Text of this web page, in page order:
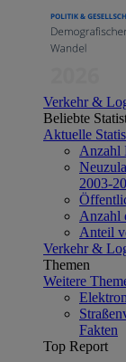
Verkehr &
Beliebte
Aktuelle
Anzahl
2003-
Anzahl
Anteil
Verkehr &
Themen
Weitere
Fakten
Top Report